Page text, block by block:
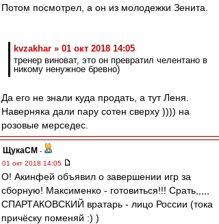
Потом посмотрел, а он из молодежки Зенита.
kvzakhar » 01 окт 2018 14:05
тренер виноват, это он превратил челентано в
никому ненужное бревно)
Да его не знали куда продать, а тут Леня.
Наверняка дали пару сотен сверху )))) на
розовые мерседес.
ЩукаСМ -
01 окт 2018 14:05
О! Акинфей объявил о завершении игр за
сборную! Максименко - готовиться!!! Срать,,,,,
СПАРТАКОВСКИЙ вратарь - лицо России (тока
причёску поменяй :) )